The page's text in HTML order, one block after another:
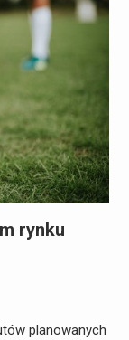
rynku
planowanych